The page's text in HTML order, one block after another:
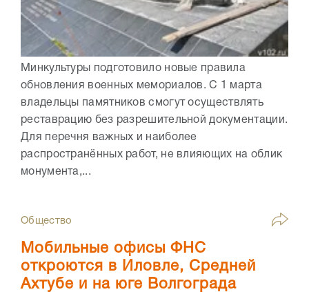
Минкультуры подготовило новые правила
обновления военных мемориалов. С 1 марта
владельцы памятников смогут осуществлять
реставрацию без разрешительной документации.
Для перечня важных и наиболее
распространённых работ, не влияющих на облик
монумента,...
Общество
Мобильные офисы ФНС
откроются в Иловле, Средней
Ахтубе и на юге Волгограда